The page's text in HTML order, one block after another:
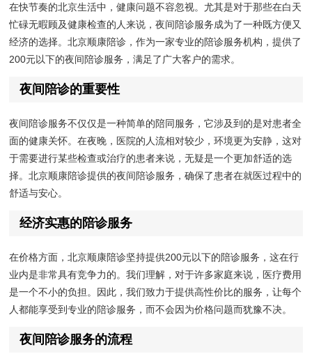
在快节奏的北京生活中，健康问题不容忽视。尤其是对于那些在白天
忙碌无暇顾及健康检查的人来说，夜间陪诊服务成为了一种既方便又
经济的选择。北京顺康陪诊，作为一家专业的陪诊服务机构，提供了
200元以下的夜间陪诊服务，满足了广大客户的需求。
夜间陪诊的重要性
夜间陪诊服务不仅仅是一种简单的陪同服务，它涉及到的是对患者全
面的健康关怀。在夜晚，医院的人流相对较少，环境更为安静，这对
于需要进行某些检查或治疗的患者来说，无疑是一个更加舒适的选
择。北京顺康陪诊提供的夜间陪诊服务，确保了患者在就医过程中的
舒适与安心。
经济实惠的陪诊服务
在价格方面，北京顺康陪诊坚持提供200元以下的陪诊服务，这在行
业内是非常具有竞争力的。我们理解，对于许多家庭来说，医疗费用
是一个不小的负担。因此，我们致力于提供高性价比的服务，让每个
人都能享受到专业的陪诊服务，而不会因为价格问题而犹豫不决。
夜间陪诊服务的流程